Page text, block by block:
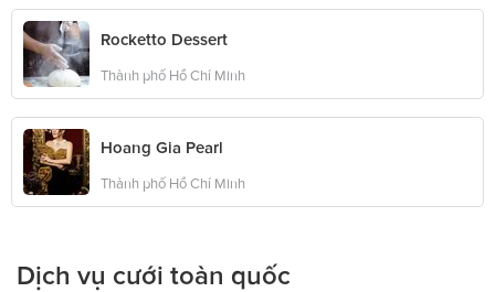
Rocketto Dessert
Thành phố Hồ Chí Minh
Hoang Gia Pearl
Thành phố Hồ Chí Minh
Dịch vụ cưới toàn quốc